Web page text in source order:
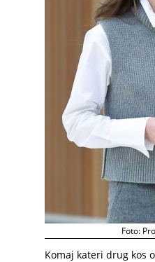
Foto:
Komaj kateri drug kos